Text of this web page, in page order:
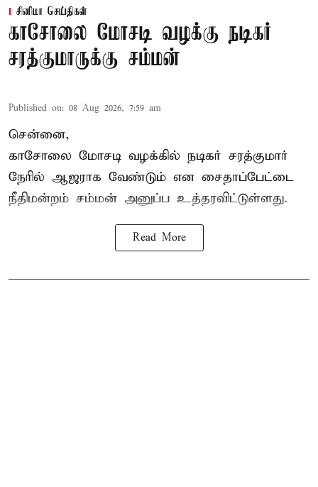
சினிமா செய்திகள்
காசோலை மோசடி வழக்கு நடிகர்
சரத்குமாருக்கு சம்மன்
Published on: 08 Aug 2026, 7:59 am
சென்னை,
காசோலை மோசடி வழக்கில் நடிகர் சரத்குமார்
நேரில் ஆஜராக வேண்டும் என சைதாப்பேட்டை
நீதிமன்றம் சம்மன் அனுப்ப உத்தரவிட்டுள்ளது.
Read More